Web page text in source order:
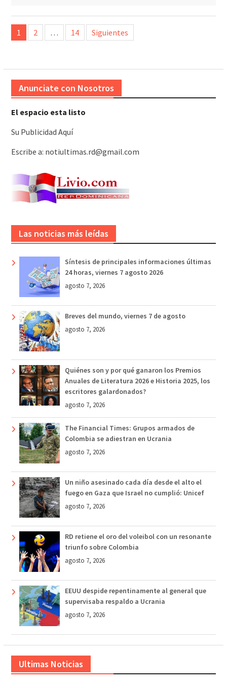
Paginación
de
1 2 … 14 Siguientes
Anunciate con Nosotros
El espacio esta listo
Su Publicidad Aquí
Escribe a: notiultimas.rd@gmail.com
Las noticias más leídas
Síntesis de principales informaciones últimas
24 horas, viernes 7 agosto 2026
agosto 7, 2026
Breves del mundo, viernes 7 de agosto
agosto 7, 2026
Quiénes son y por qué ganaron los Premios
Anuales de Literatura 2026 e Historia 2025, los
escritores galardonados?
agosto 7, 2026
The Financial Times: Grupos armados de
Colombia se adiestran en Ucrania
agosto 7, 2026
Un niño asesinado cada día desde el alto el
fuego en Gaza que Israel no cumplió: Unicef
agosto 7, 2026
RD retiene el oro del voleibol con un resonante
triunfo sobre Colombia
agosto 7, 2026
EEUU despide repentinamente al general que
supervisaba respaldo a Ucrania
agosto 7, 2026
Ultimas Noticias